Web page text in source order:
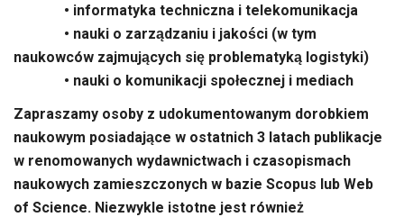
• informatyka techniczna i telekomunikacja
• nauki o zarządzaniu i jakości (w tym
naukowców zajmujących się problematyką logistyki)
• nauki o komunikacji społecznej i mediach
Zapraszamy osoby z udokumentowanym dorobkiem
naukowym posiadające w ostatnich 3 latach publikacje
w renomowanych wydawnictwach i czasopismach
naukowych zamieszczonych w bazie Scopus lub Web
of Science. Niezwykle istotne jest również